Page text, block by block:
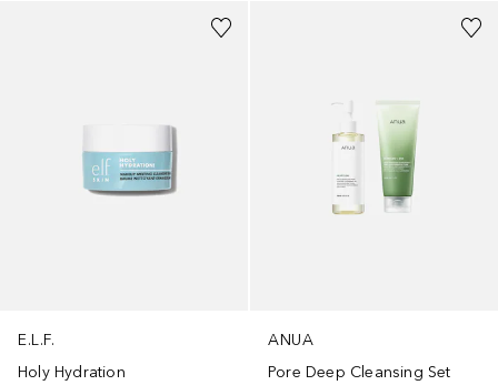
E.L.F.
Holy Hydration
ANUA
Pore Deep Cleansing Set